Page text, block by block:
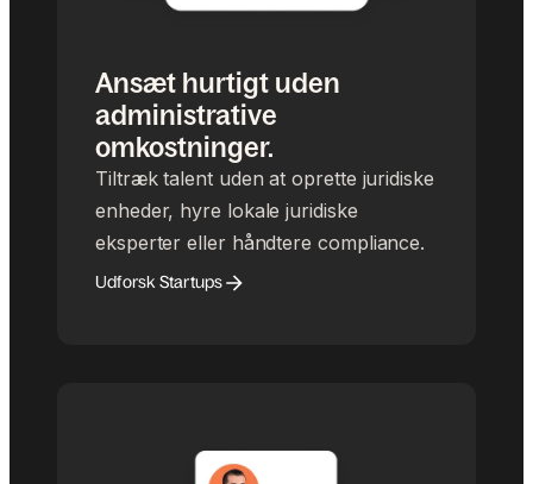
Ansæt hurtigt uden
administrative
omkostninger.
Tiltræk talent uden at oprette juridiske
enheder, hyre lokale juridiske
eksperter eller håndtere compliance.
Udforsk Startups